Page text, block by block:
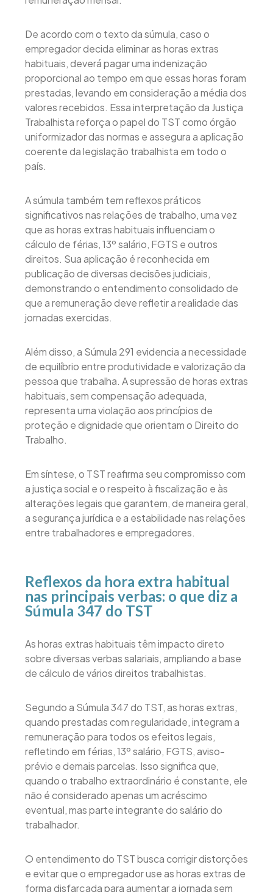
De acordo com o texto da súmula, caso o
empregador decida eliminar as horas extras
habituais, deverá pagar uma indenização
proporcional ao tempo em que essas horas foram
prestadas, levando em consideração a média dos
valores recebidos. Essa interpretação da Justiça
Trabalhista reforça o papel do TST como órgão
uniformizador das normas e assegura a aplicação
coerente da legislação trabalhista em todo o
país.
A súmula também tem reflexos práticos
significativos nas relações de trabalho, uma vez
que as horas extras habituais influenciam o
cálculo de férias, 13º salário, FGTS e outros
direitos. Sua aplicação é reconhecida em
publicação de diversas decisões judiciais,
demonstrando o entendimento consolidado de
que a remuneração deve refletir a realidade das
jornadas exercidas.
Além disso, a Súmula 291 evidencia a necessidade
de equilíbrio entre produtividade e valorização da
pessoa que trabalha. A supressão de horas extras
habituais, sem compensação adequada,
representa uma violação aos princípios de
proteção e dignidade que orientam o Direito do
Trabalho.
Em síntese, o TST reafirma seu compromisso com
a justiça social e o respeito à fiscalização e às
alterações legais que garantem, de maneira geral,
a segurança jurídica e a estabilidade nas relações
entre trabalhadores e empregadores.
Reflexos da hora extra habitual
nas principais verbas: o que diz a
Súmula 347 do TST
As horas extras habituais têm impacto direto
sobre diversas verbas salariais, ampliando a base
de cálculo de vários direitos trabalhistas.
Segundo a Súmula 347 do TST, as horas extras,
quando prestadas com regularidade, integram a
remuneração para todos os efeitos legais,
refletindo em férias, 13º salário, FGTS, aviso-
prévio e demais parcelas. Isso significa que,
quando o trabalho extraordinário é constante, ele
não é considerado apenas um acréscimo
eventual, mas parte integrante do salário do
trabalhador.
O entendimento do TST busca corrigir distorções
e evitar que o empregador use as horas extras de
forma disfarçada para aumentar a jornada sem